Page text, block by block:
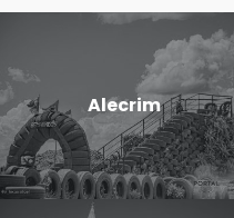
Alecrim